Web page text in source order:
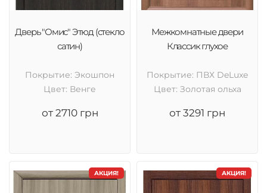
Дверь "Омис" Этюд (стекло
сатин)
Покрытие: Экошпон
Цвет: Венге
от 2710 грн
Межкомнатные двери
Классик глухое
Покрытие: ПВХ DeLuxe
Цвет: Золотая ольха
от 3291 грн
АКЦИЯ! АКЦИЯ!